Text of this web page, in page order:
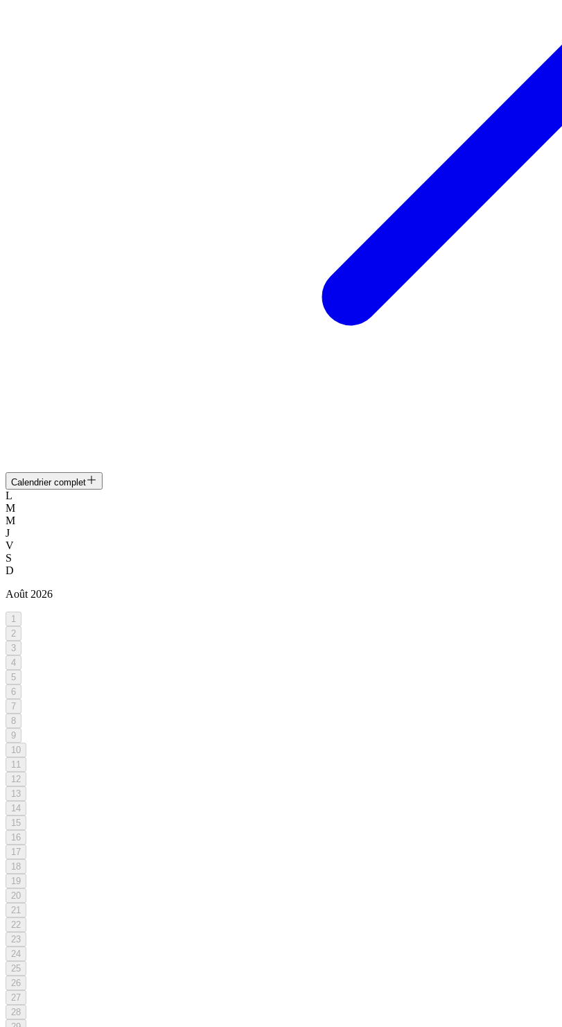
Calendrier complet
L
M
M
J
V
S
D
Août 2026
1
2
3
4
5
6
7
8
9
10
11
12
13
14
15
16
17
18
19
20
21
22
23
24
25
26
27
28